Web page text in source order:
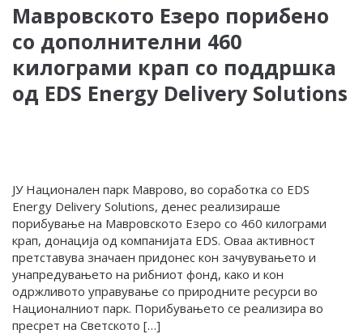
Мавровското Езеро порибено
со дополнителни 460
килограми крап со поддршка
од EDS Energy Delivery Solutions
ЈУ Национален парк Маврово, во соработка со EDS
Energy Delivery Solutions, денес реализираше
порибување на Мавровското Езеро со 460 килограми
крап, донација од компанијата EDS. Оваа активност
претставува значаен придонес кон зачувувањето и
унапредувањето на рибниот фонд, како и кон
одржливото управување со природните ресурси во
Националниот парк. Порибувањето се реализира во
пресрет на Светското […]